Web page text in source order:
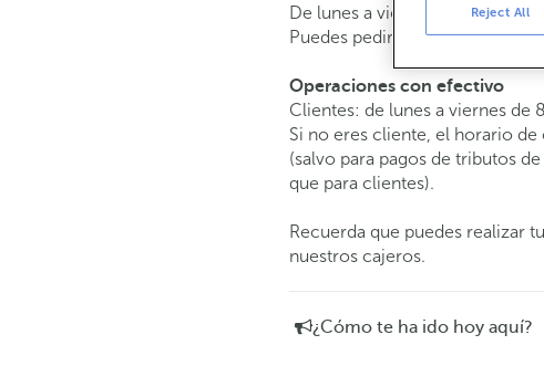
De lunes a viernes de 8:15 a
Puedes pedir cita previay te
Operaciones con efectivo
Clientes: de lunes a viernes de
Si no eres cliente, el horario de
(salvo para pagos de tributos
que para clientes).
Recuerda que puedes realizar
nuestros cajeros.
¿Cómo te ha ido hoy aquí?
Reject All